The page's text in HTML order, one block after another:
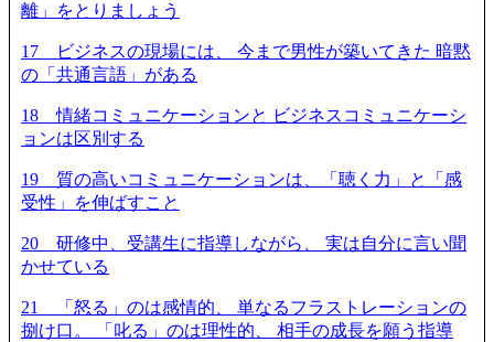
離」をとりましょう
17 ビジネスの現場には、 今まで男性が築いてきた 暗黙
の「共通言語」がある
18 情緒コミュニケーションと ビジネスコミュニケーシ
ョンは区別する
19 質の高いコミュニケーションは、「聴く力」と「感
受性」を伸ばすこと
20 研修中、受講生に指導しながら、 実は自分に言い聞
かせている
21 「怒る」のは感情的、 単なるフラストレーションの
捌け口。 「叱る」のは理性的、 相手の成長を願う指導